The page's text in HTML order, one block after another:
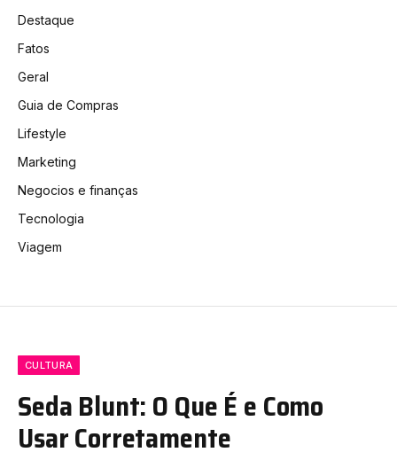
Destaque
Fatos
Geral
Guia de Compras
Lifestyle
Marketing
Negocios e finanças
Tecnologia
Viagem
CULTURA
Seda Blunt: O Que É e Como
Usar Corretamente